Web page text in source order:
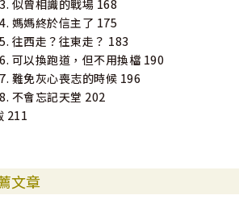
似曾相識的戰場 168
媽媽終於信主了 175
往西走？往東走？ 183
可以換跑道，但不用換檔 190
難免灰心喪志的時候 196
不會忘記天堂 202
211
文章